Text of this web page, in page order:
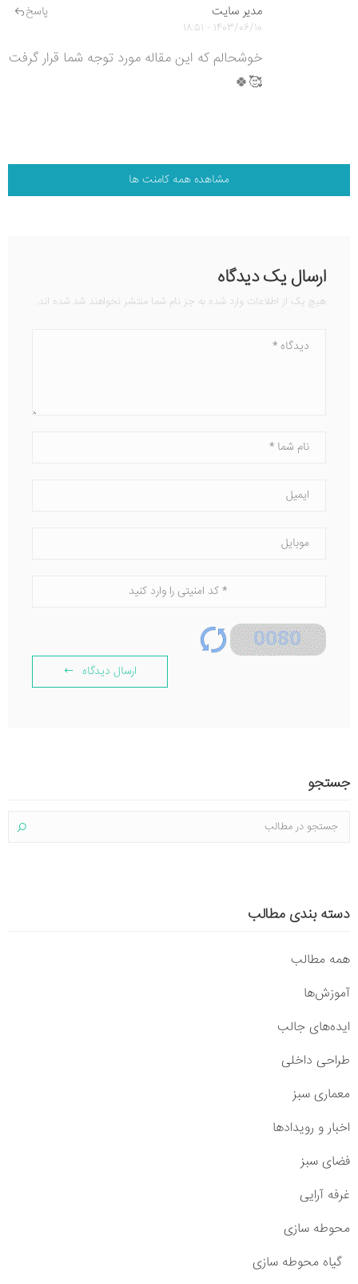
پاسخ مدیر سایت
1403/06/10 - 18:51
خوشحالم که این مقاله مورد توجه شما قرار گرفت
🥰🍀
مشاهده همه کامنت ها
ارسال یک دیدگاه
هیچ یک از اطلاعات وارد شده به جز نام شما منتشر نخواهند شد شده اند.
ارسال دیدگاه
جستجو
دسته بندی مطالب
همه مطالب
آموزش‌ها
ایده‌های جالب
طراحی داخلی
معماری سبز
اخبار و رویدادها
فضای سبز
غرفه آرایی
محوطه سازی
گیاه محوطه سازی